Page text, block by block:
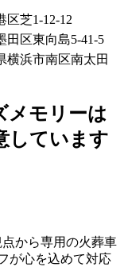
区芝1-12-12
田区東向島5-41-5
横浜市南区南太田
メモリーは
しています
から専用の火葬車
が心を込めて対応